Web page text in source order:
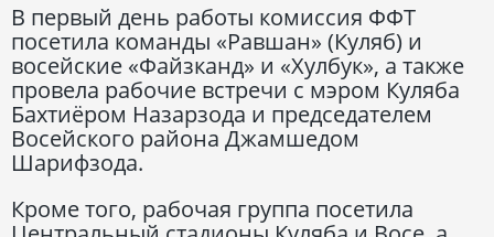
В первый день работы комиссия ФФТ
посетила команды «Равшан» (Куляб) и
восейские «Файзканд» и «Хулбук», а также
провела рабочие встречи с мэром Куляба
Бахтиёром Назарзода и председателем
Восейского района Джамшедом
Шарифзода.
Кроме того, рабочая группа посетила